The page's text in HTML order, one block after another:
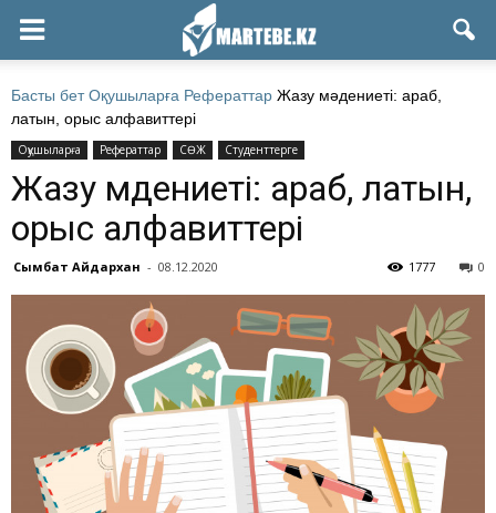
Басты бет Оқушыларға Рефераттар Жазу мәдениеті: араб,
латын, орыс алфавиттері
Оқушыларға Рефераттар СӨЖ Студенттерге
Жазу мәдениеті: араб, латын,
орыс алфавиттері
Сымбат Айдархан - 08.12.2020 0
1777